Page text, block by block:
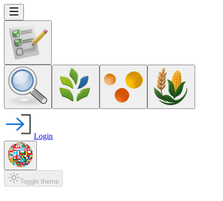
Login
Toggle theme